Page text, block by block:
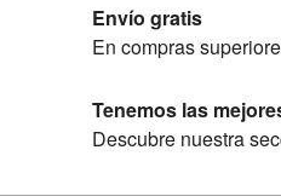
Envío gratis
En compras
Tenemos las
Descubre nuestra